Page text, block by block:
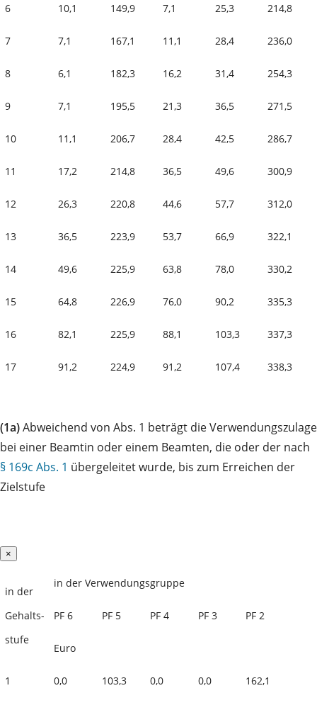
6 10,1 149,9 7,1 25,3 214,8
7 7,1 167,1 11,1 28,4 236,0
8 6,1 182,3 16,2 31,4 254,3
9 7,1 195,5 21,3 36,5 271,5
10 11,1 206,7 28,4 42,5 286,7
11 17,2 214,8 36,5 49,6 300,9
12 26,3 220,8 44,6 57,7 312,0
13 36,5 223,9 53,7 66,9 322,1
14 49,6 225,9 63,8 78,0 330,2
15 64,8 226,9 76,0 90,2 335,3
16 82,1 225,9 88,1 103,3 337,3
17 91,2 224,9 91,2 107,4 338,3
(1a)Abweichend von Abs. 1 beträgt die Verwendungszulage
bei einer Beamtin oder einem Beamten, die oder der nach
§ 169c Abs. 1 übergeleitet wurde, bis zum Erreichen der
Zielstufe
×
in der
Gehalts-
stufe
in der Verwendungsgruppe
PF 6 PF 5 PF 4 PF 3 PF 2
Euro
1 0,0 103,3 0,0 0,0 162,1